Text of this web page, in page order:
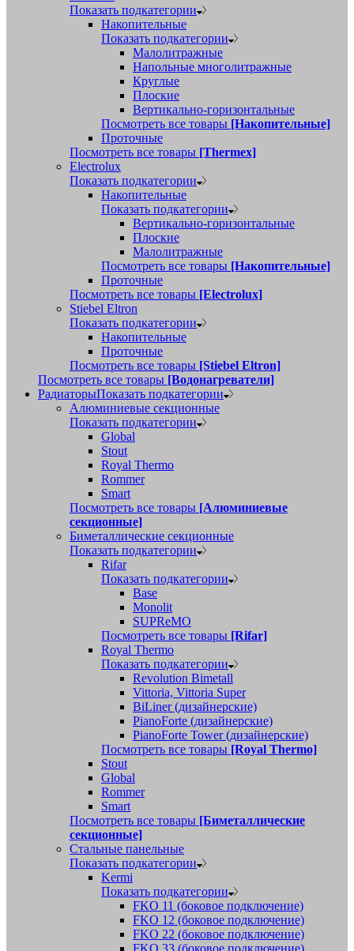
Показать подкатегории
Накопительные
Показать подкатегории
Малолитражные
Напольные многолитражные
Круглые
Плоские
Вертикально-горизонтальные
Посмотреть все товары [Накопительные]
Проточные
Посмотреть все товары [Thermex]
Electrolux
Показать подкатегории
Накопительные
Показать подкатегории
Вертикально-горизонтальные
Плоские
Малолитражные
Посмотреть все товары [Накопительные]
Проточные
Посмотреть все товары [Electrolux]
Stiebel Eltron
Показать подкатегории
Накопительные
Проточные
Посмотреть все товары [Stiebel Eltron]
Посмотреть все товары [Водонагреватели]
РадиаторыПоказать подкатегории
Алюминиевые секционные
Показать подкатегории
Global
Stout
Royal Thermo
Rommer
Smart
Посмотреть все товары [Алюминиевые
секционные]
Биметаллические секционные
Показать подкатегории
Rifar
Показать подкатегории
Base
Monolit
SUPReMO
Посмотреть все товары [Rifar]
Royal Thermo
Показать подкатегории
Revolution Bimetall
Vittoria, Vittoria Super
BiLiner (дизайнерские)
PianoForte (дизайнерские)
PianoForte Tower (дизайнерские)
Посмотреть все товары [Royal Thermo]
Stout
Global
Rommer
Smart
Посмотреть все товары [Биметаллические
секционные]
Стальные панельные
Показать подкатегории
Kermi
Показать подкатегории
FKO 11 (боковое подключение)
FKO 12 (боковое подключение)
FKO 22 (боковое подключение)
FKO 33 (боковое подключение)